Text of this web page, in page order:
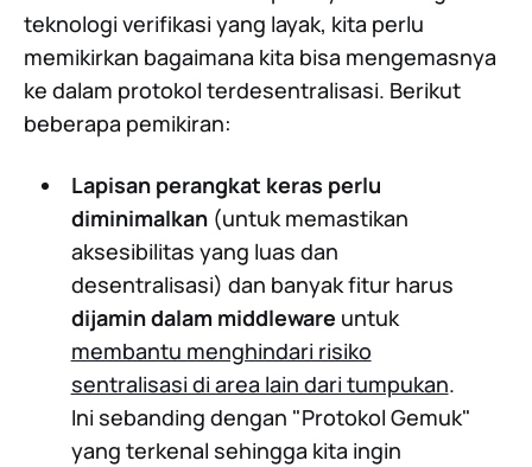
teknologi verifikasi yang layak, kita perlu
memikirkan bagaimana kita bisa mengemasnya
ke dalam protokol terdesentralisasi. Berikut
beberapa pemikiran:
Lapisan perangkat keras perlu
diminimalkan(untuk memastikan
aksesibilitas yang luas dan
desentralisasi) dan banyak fitur harus
dijamin dalam middleware untuk
membantu menghindari risiko
sentralisasi di area lain dari tumpukan.
Ini sebanding dengan "Protokol Gemuk"
yang terkenal sehingga kita ingin